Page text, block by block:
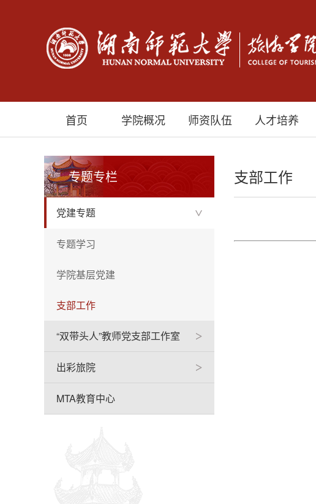
首页 学院概况 师资队伍 人才培养
专题专栏
党建专题 >
专题学习
学院基层党建
支部工作
“双带头人”教师党支部工作室 >
出彩旅院 >
MTA教育中心
支部工作